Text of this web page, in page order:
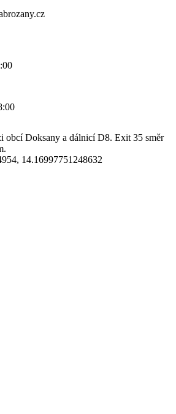
obcí Doksany a dálnicí D8. Exit 35 směr
14.16997751248632